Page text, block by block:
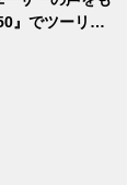
』でツーリン
車ニュース】